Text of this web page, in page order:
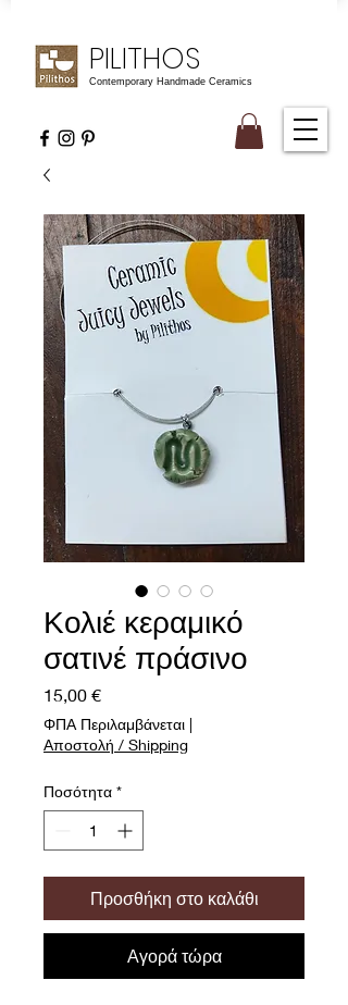
PILITHOS
Contemporary Handmade Ceramics
Κολιέ κεραμικό
σατινέ πράσινο
15,00 €Τιμή
ΦΠΑ Περιλαμβάνεται |
Αποστολή / Shipping
Ποσότητα *
Προσθήκη στο καλάθι
Αγορά τώρα